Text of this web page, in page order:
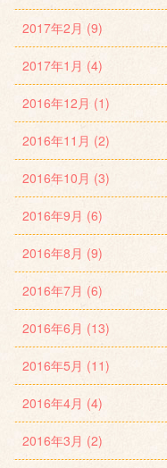
2017年2月 (9)
2017年1月 (4)
2016年12月 (1)
2016年11月 (2)
2016年10月 (3)
2016年9月 (6)
2016年8月 (9)
2016年7月 (6)
2016年6月 (13)
2016年5月 (11)
2016年4月 (4)
2016年3月 (2)